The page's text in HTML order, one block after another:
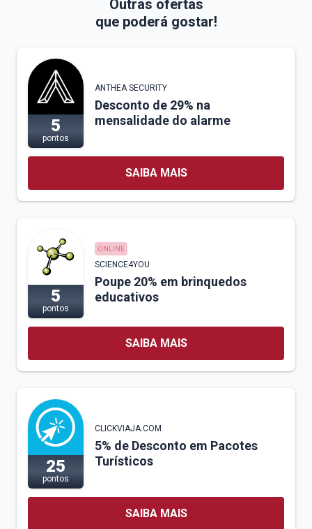
Outras ofertas
que poderá gostar!
5
pontos
ANTHEA SECURITY
Desconto de 29% na
mensalidade do alarme
SAIBA MAIS
5
pontos
ONLINE
SCIENCE4YOU
Poupe 20% em brinquedos
educativos
SAIBA MAIS
25
pontos
CLICKVIAJA.COM
5% de Desconto em Pacotes
Turísticos
SAIBA MAIS